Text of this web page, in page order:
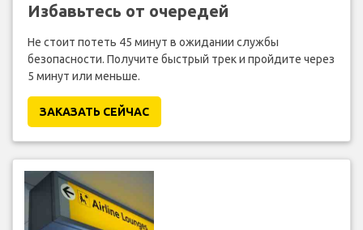
Избавьтесь от очередей
Не стоит потеть 45 минут в ожидании службы
безопасности. Получите быстрый трек и пройдите через
5 минут или меньше.
ЗАКАЗАТЬ СЕЙЧАС